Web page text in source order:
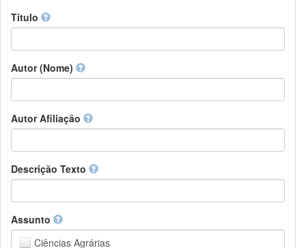
Ciências matemáticas
Física
Ciências Sociais
Outros
Título
Autor (Nome)
Autor Afiliação
Descrição Texto
Assunto
Ciências Agrárias